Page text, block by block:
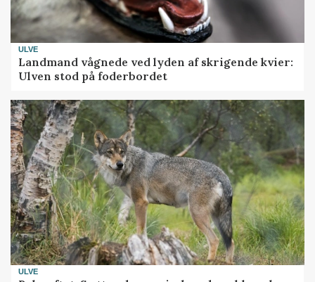
ULVE
Landmand vågnede ved lyden af skrigende kvier:
Ulven stod på foderbordet
ULVE